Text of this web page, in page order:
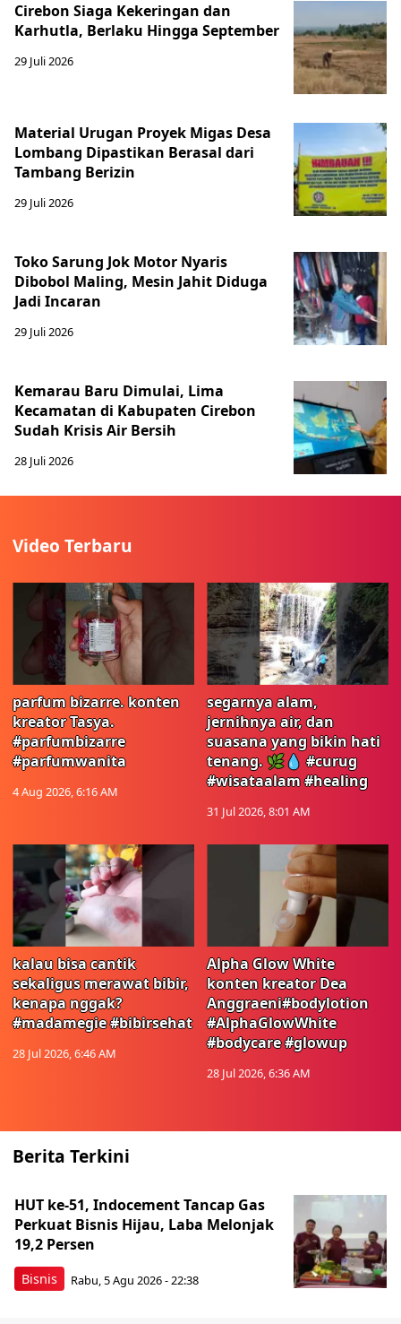
Cirebon Siaga Kekeringan dan
Karhutla, Berlaku Hingga September
29 Juli 2026
Material Urugan Proyek Migas Desa
Lombang Dipastikan Berasal dari
Tambang Berizin
29 Juli 2026
Toko Sarung Jok Motor Nyaris
Dibobol Maling, Mesin Jahit Diduga
Jadi Incaran
29 Juli 2026
Kemarau Baru Dimulai, Lima
Kecamatan di Kabupaten Cirebon
Sudah Krisis Air Bersih
28 Juli 2026
Video Terbaru
parfum bizarre. konten
kreator Tasya.
#parfumbizarre
#parfumwanita
4 Aug 2026, 6:16 AM
segarnya alam,
jernihnya air, dan
suasana yang bikin hati
tenang. 🌿💧 #curug
#wisataalam #healing
31 Jul 2026, 8:01 AM
kalau bisa cantik
sekaligus merawat bibir,
kenapa nggak?
#madamegie #bibirsehat
28 Jul 2026, 6:46 AM
Alpha Glow White
konten kreator Dea
Anggraeni#bodylotion
#AlphaGlowWhite
#bodycare #glowup
28 Jul 2026, 6:36 AM
Berita Terkini
Bisnis
HUT ke-51, Indocement Tancap Gas
Perkuat Bisnis Hijau, Laba Melonjak
19,2 Persen
Rabu, 5 Agu 2026 - 22:38